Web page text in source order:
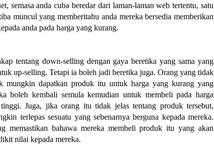
semasa anda cuba beredar dari laman-laman web tertentu, satu
muncul yang memberitahu anda mereka bersedia memberikan
anda pada harga yang kurang.
tentang down-selling dengan gaya beretika yang sama yang
up-selling. Tetapi ia boleh jadi beretika juga. Orang yang tidak
mungkin dapatkan produk itu untuk harga yang kurang yang
boleh kembali semula kemudian untuk membeli pada harga
Juga, jika orang itu tidak jelas tentang produk tersebut,
terlepas sesuatu yang sebenarnya berguna kepada mereka.
memastikan bahawa mereka membeli produk itu yang akan
nilai kepada mereka.